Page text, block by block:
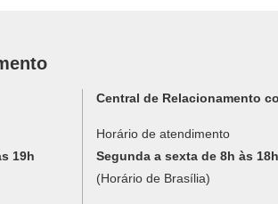
19h
Central de Relacionamento
Horário de atendimento
Segunda a sexta de 8h às 18h
(Horário de Brasília)